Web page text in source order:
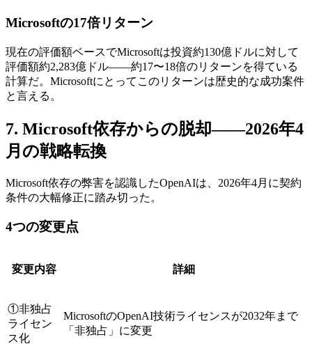
Microsoftの17倍リターン
現在の評価額ベースでMicrosoftは投資約130億ドルに対して
評価額約2,283億ドル——約17〜18倍のリターンを得ている
計算だ。Microsoftにとってこのリターンは歴史的な成功案件
と言える。
7. Microsoft依存からの脱却——2026年4
月の戦略転換
Microsoft依存の弊害を認識したOpenAIは、2026年4月に契約
条件の大幅修正に踏み切った。
4つの変更点
変更内容 詳細
①非独占
ライセン
ス化
MicrosoftのOpenAI技術ライセンスが2032年まで
「非独占」に変更